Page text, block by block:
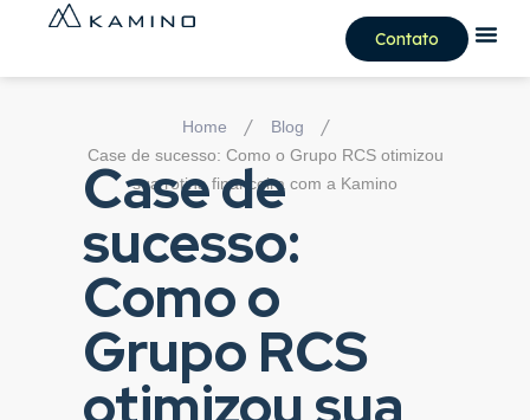
Contato
Home / Blog /
Case de sucesso: Como o Grupo RCS otimizou
sua rotina financeira com a Kamino
Case de
sucesso:
Como o
Grupo RCS